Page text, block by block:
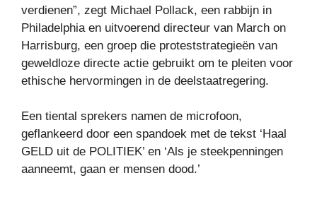
verdienen”, zegt Michael Pollack, een rabbijn in
Philadelphia en uitvoerend directeur van March on
Harrisburg, een groep die proteststrategieën van
geweldloze directe actie gebruikt om te pleiten voor
ethische hervormingen in de deelstaatregering.
Een tiental sprekers namen de microfoon,
geflankeerd door een spandoek met de tekst ‘Haal
GELD uit de POLITIEK’ en ‘Als je steekpenningen
aanneemt, gaan er mensen dood.’